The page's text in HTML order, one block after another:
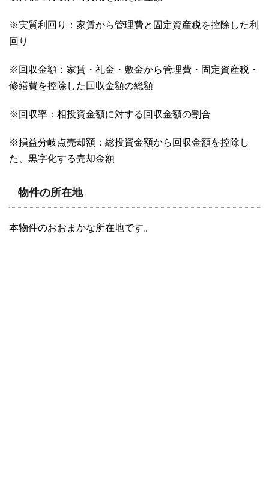
※実質利回り：家賃から管理費と固定資産税を控除した利
回り
※回収金額：家賃・礼金・敷金から管理費・固定資産税・
修繕費を控除した回収金額の総額
※回収率：相投資金額に対する回収金額の割合
※損益分岐点売却額：総投資金額から回収金額を控除し
た、黒字化する売却金額
物件の所在地
本物件のおおまかな所在地です。